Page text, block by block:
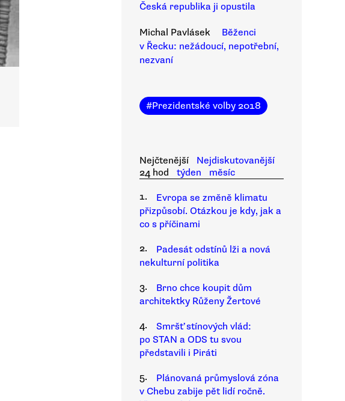
Česká republika ji opustila
Michal Pavlásek
Běženci
v Řecku: nežádoucí, nepotřební,
nezvaní
#Prezidentské volby 2018
Nejčtenější
Nejdiskutovanější
24 hod
týden
měsíc
1.
Evropa se změně klimatu
přizpůsobí. Otázkou je kdy, jak a
co s příčinami
2.
Padesát odstínů lži a nová
nekulturní politika
3.
Brno chce koupit dům
architektky Růženy Žertové
4.
Smršť stínových vlád:
po STAN a ODS tu svou
představili i Piráti
5.
Plánovaná průmyslová zóna
v Chebu zabije pět lidí ročně.